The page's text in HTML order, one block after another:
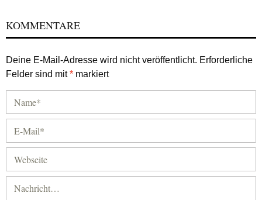
KOMMENTARE
Deine E-Mail-Adresse wird nicht veröffentlicht. Erforderliche
Felder sind mit* markiert